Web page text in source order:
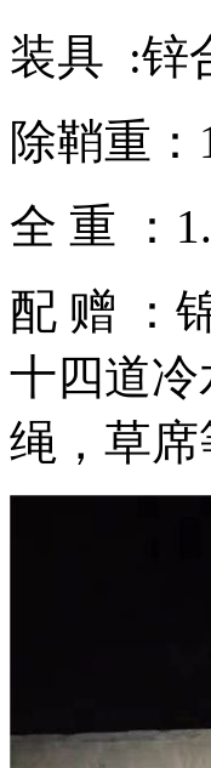
装具 :锌
除鞘重：
全 重 ：
配 赠 ：
十四道
绳，草席